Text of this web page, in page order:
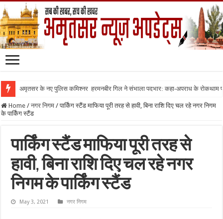
अमृतसर के नए पुलिस कमिश्नर हरमनबीर गिल ने संभाला पदभार: कहा-अपराध के रोकथाम
Home / नगर निगम / पार्किंग स्टैंड माफिया पूरी तरह से हावी, बिना राशि दिए चल रहे नगर निगम
के पार्किंग स्टैंड
पार्किंग स्टैंड माफिया पूरी तरह से
हावी, बिना राशि दिए चल रहे नगर
निगम के पार्किंग स्टैंड
May 3, 2021 नगर निगम